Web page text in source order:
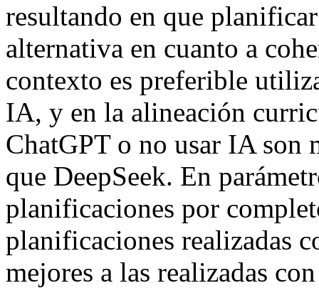
resultando en que
alternativa en cuanto a
contexto es preferible
IA, y en la alineación
ChatGPT o no usar IA son
que DeepSeek. En
planificaciones por
planificaciones realizadas
mejores a las realizadas